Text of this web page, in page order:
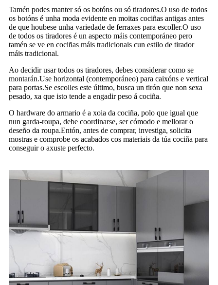
Tamén podes manter só os botóns ou só tiradores.O uso de todos
os botóns é unha moda evidente en moitas cociñas antigas antes
de que houbese unha variedade de ferraxes para escoller.O uso
de todos os tiradores é un aspecto máis contemporáneo pero
tamén se ve en cociñas máis tradicionais cun estilo de tirador
máis tradicional.
Ao decidir usar todos os tiradores, debes considerar como se
montarán.Use horizontal (contemporáneo) para caixóns e vertical
para portas.Se escolles este último, busca un tirón que non sexa
pesado, xa que isto tende a engadir peso á cociña.
O hardware do armario é a xoia da cociña, polo que igual que
nun garda-roupa, debe coordinarse, ser cómodo e mellorar o
deseño da roupa.Entón, antes de comprar, investiga, solicita
mostras e comprobe os acabados cos materiais da túa cociña para
conseguir o axuste perfecto.